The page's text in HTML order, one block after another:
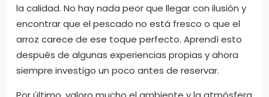
la calidad. No hay nada peor que llegar con ilusión y
encontrar que el pescado no está fresco o que el
arroz carece de ese toque perfecto. Aprendí esto
después de algunas experiencias propias y ahora
siempre investigo un poco antes de reservar.